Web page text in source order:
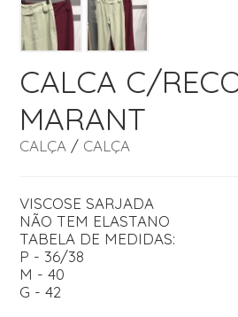
CALCA C/
MARANT
CALÇA/ CALÇA
VISCOSE SARJADA
NÃO TEM ELASTANO
TABELA DE MEDIDAS:
P - 36/38
M - 40
G - 42